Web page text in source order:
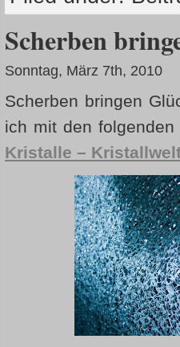
Scherben
Sonntag, März 7th, 2010
Scherben bringen
ich mit den
Kristalle –